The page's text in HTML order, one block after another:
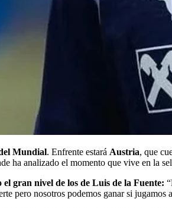
Mundial. Enfrente estará Austria, que
ha analizado el momento que vive en la
el gran nivel de los de Luis de la Fuente:
pero nosotros podemos ganar si jugamos